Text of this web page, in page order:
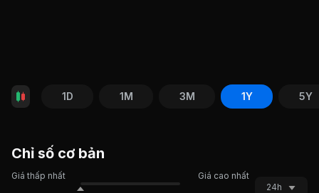
1D 1M 3M 1Y 5Y
Chỉ số cơ bản
Giá thấp nhất
Giá cao nhất
24h